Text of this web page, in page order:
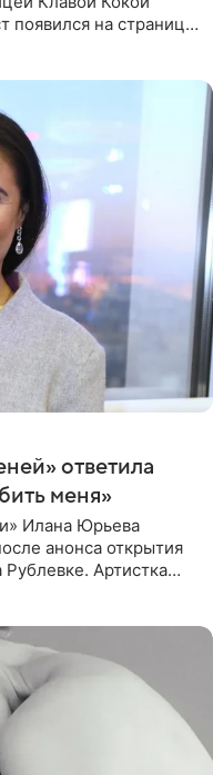
появился на странице
ответила
меня»
Илана Юрьева
анонса открытия
Рублевке. Артистка